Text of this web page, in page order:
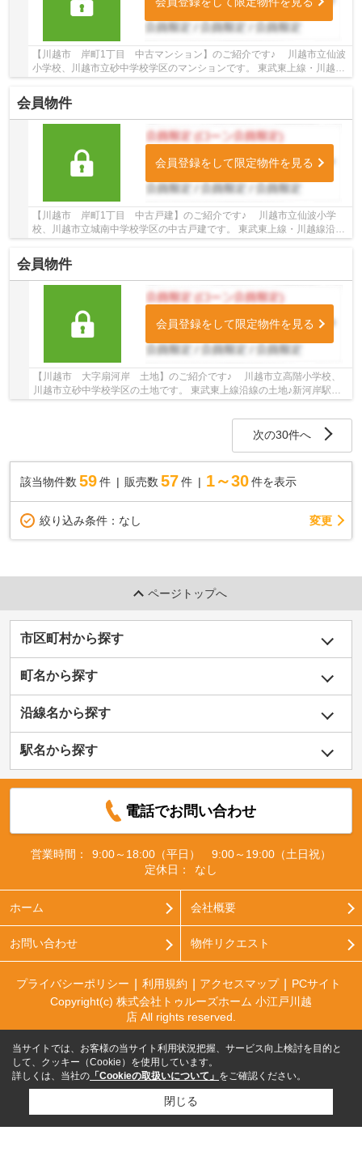
【川越市 岸町1丁目 中古マンション】のご紹介です♪ 川越市立仙波
小学校、川越市立砂中学校学区のマンションです。 東武東上線・川越線
会員物件
会員登録をして限定物件を見る
【川越市 岸町1丁目 中古戸建】のご紹介です♪ 川越市立仙波小学
校、川越市立城南中学校学区の中古戸建です。 東武東上線・川越線沿線
の中古戸建♪川越駅徒歩19分の中古戸建です。 ...
会員物件
会員登録をして限定物件を見る
【川越市 大字扇河岸 土地】のご紹介です♪ 川越市立高階小学校、
川越市立砂中学校学区の土地です。 東武東上線沿線の土地♪新河岸駅徒
歩11分の土地です。 お気軽にトゥルーズホ...
次の30件へ
該当物件数 59件 販売数 57 件 1～30 件を表示
絞り込み条件： なし 変更
ページトップへ
市区町村から探す
町名から探す
沿線名から探す
駅名から探す
電話でお問い合わせ
営業時間：
9:00～18:00（平日） 9:00～19:00（土日祝）
定休日：
なし
ホーム 会社概要
お問い合わせ 物件リクエスト
プライバシーポリシー 利用規約 アクセスマップ
PCサイト
Copyright(c) 株式会社トゥルーズホーム 小江戸川越
店 All rights reserved.
当サイトでは、お客様の当サイト利用状況把握、サービス向上検討を目的と
して、クッキー（Cookie）を使用しています。
詳しくは、当社の 「Cookieの取扱いについて」 をご確認ください。
閉じる